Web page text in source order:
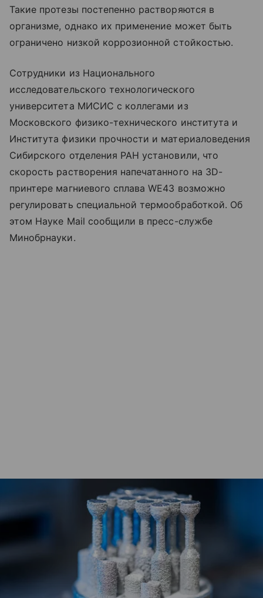
Такие протезы постепенно растворяются в
организме, однако их применение может быть
ограничено низкой коррозионной стойкостью.
Сотрудники из Национального
исследовательского технологического
университета МИСИС с коллегами из
Московского физико-технического института и
Института физики прочности и материаловедения
Сибирского отделения РАН установили, что
скорость растворения напечатанного на 3D-
принтере магниевого сплава WE43 возможно
регулировать специальной термообработкой. Об
этом Науке Mail сообщили в пресс-службе
Минобрнауки.